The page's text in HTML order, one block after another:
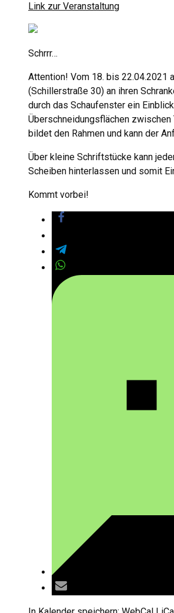
Link zur Veranstaltung
Schrrr…
Attention! Vom 18. bis 22.04.2021
(Schillerstraße 30) an ihren
durch das Schaufenster ein
Überschneidungsflächen zwischen
bildet den Rahmen und kann der
Über kleine Schriftstücke kann
Scheiben hinterlassen und somit
Kommt vorbei!